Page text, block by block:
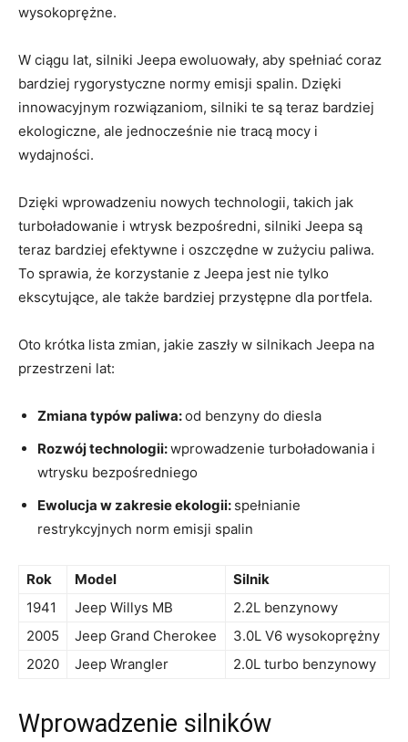
wysokoprężne.
W ciągu lat, silniki Jeepa ewoluowały, ‌aby spełniać coraz
⁤bardziej rygorystyczne normy emisji spalin.⁣ Dzięki
innowacyjnym rozwiązaniom, silniki te są teraz bardziej‌
ekologiczne, ale ‌jednocześnie nie tracą‌ mocy i
wydajności.
Dzięki wprowadzeniu nowych technologii, takich jak
turboładowanie i wtrysk bezpośredni, silniki Jeepa są
teraz bardziej efektywne i oszczędne ⁤w zużyciu paliwa.
To sprawia, że‌ korzystanie z Jeepa jest ⁣nie tylko
ekscytujące, ‌ale także bardziej przystępne dla portfela.
Oto krótka lista zmian, jakie zaszły w silnikach Jeepa na
przestrzeni lat:
Zmiana typów paliwa:od ‌benzyny ⁣do diesla
Rozwój technologii:wprowadzenie turboładowania i
wtrysku bezpośredniego
Ewolucja w zakresie ekologii: spełnianie
restrykcyjnych norm emisji⁤ spalin
Rok Model
Silnik
1941
Jeep Willys MB
2.2L benzynowy
2005
Jeep Grand⁢ Cherokee
3.0L V6 wysokoprężny
2020
Jeep Wrangler 2.0L turbo benzynowy
Wprowadzenie silników